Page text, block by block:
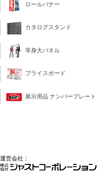
ロールバナー
カタログスタンド
等身大パネル
プライスボード
展示用品 ナンバープレート
運営会社：